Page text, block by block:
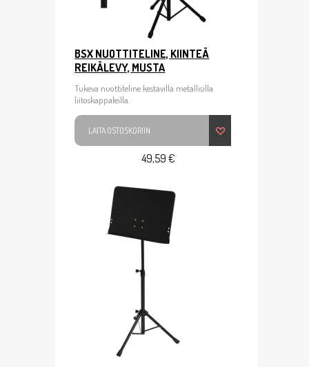
BSX NUOTTITELINE, KIINTEÄ
REIKÄLEVY, MUSTA
Tukeva nuottiteline kestävillä metallisilla
liitoskappaleilla.
LAITA OSTOSKORIIN
49,59 €